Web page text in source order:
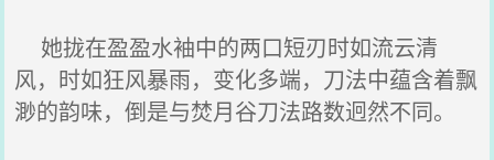
她拢在盈盈水袖中的两口短刃时如流云清
风，时如狂风暴雨，变化多端，刀法中蕴含着飘
渺的韵味，倒是与焚月谷刀法路数迥然不同。